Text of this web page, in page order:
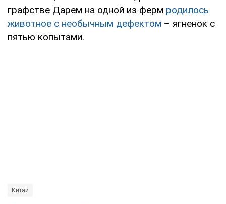
графстве Дарем на одной из ферм родилось
животное с необычным дефектом – ягненок с
пятью копытами.
Китай